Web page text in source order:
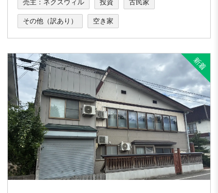
売主：ネクスウィル 投資 古民家
その他（訳あり） 空き家